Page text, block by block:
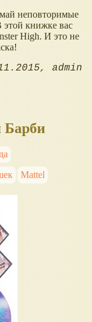
неповторимые
книжке вас
High. И это не
admin
Барби
Mattel